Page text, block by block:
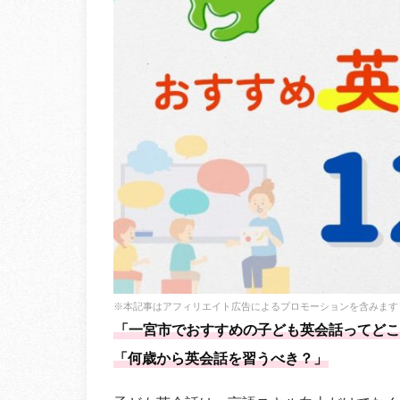
※本記事はアフィリエイト広告によるプロモーションを含みます
「一宮市でおすすめの子ども英会話ってど
「何歳から英会話を習うべき？」